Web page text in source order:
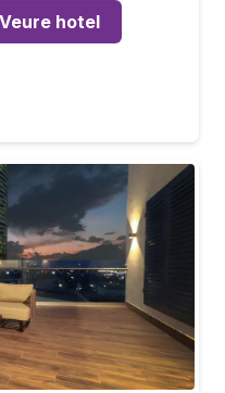
Veure hotel